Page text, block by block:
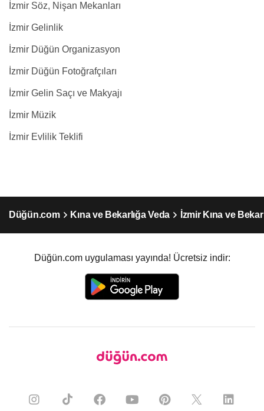
İzmir Söz, Nişan Mekanları
İzmir Gelinlik
İzmir Düğün Organizasyon
İzmir Düğün Fotoğrafçıları
İzmir Gelin Saçı ve Makyajı
İzmir Müzik
İzmir Evlilik Teklifi
Düğün.com Kına ve Bekarlığa Veda İzmir Kına ve
Düğün.com uygulaması yayında! Ücretsiz indir: